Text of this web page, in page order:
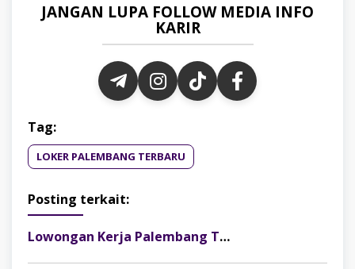
JANGAN LUPA FOLLOW MEDIA INFO
KARIR
Tag:
LOKER PALEMBANG TERBARU
Posting terkait:
Lowongan Kerja Palembang Terbaru ABUNESIA GROUP